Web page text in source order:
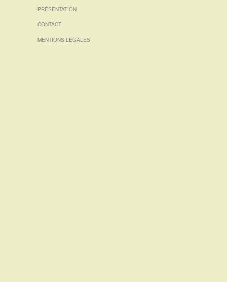
PRÉSENTATION
CONTACT
MENTIONS LÉGALES